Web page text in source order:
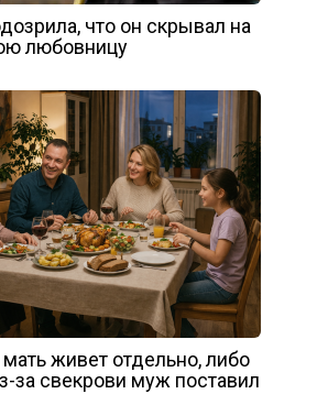
что он скрывал на
любовницу
живет отдельно, либо
за свекрови муж поставил